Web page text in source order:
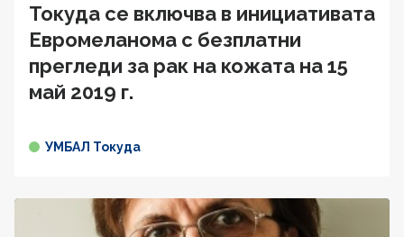
Токуда се включва в инициативата
Евромеланома с безплатни
прегледи за рак на кожата на 15
май 2019 г.
УМБАЛ Токуда